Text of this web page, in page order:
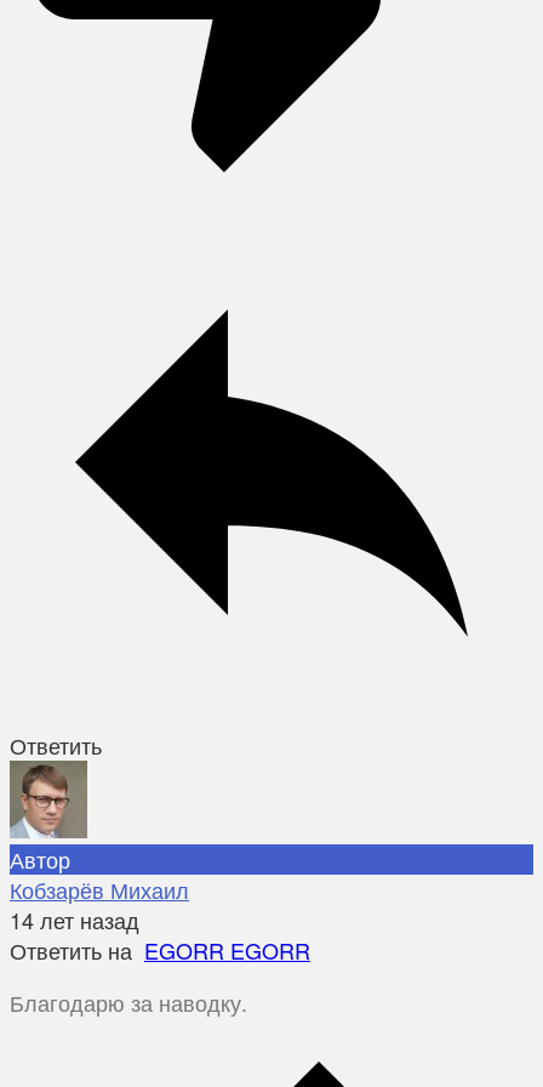
Ответить
Автор
Кобзарёв Михаил
14 лет назад
Ответить на EGORR EGORR
Благодарю за наводку.